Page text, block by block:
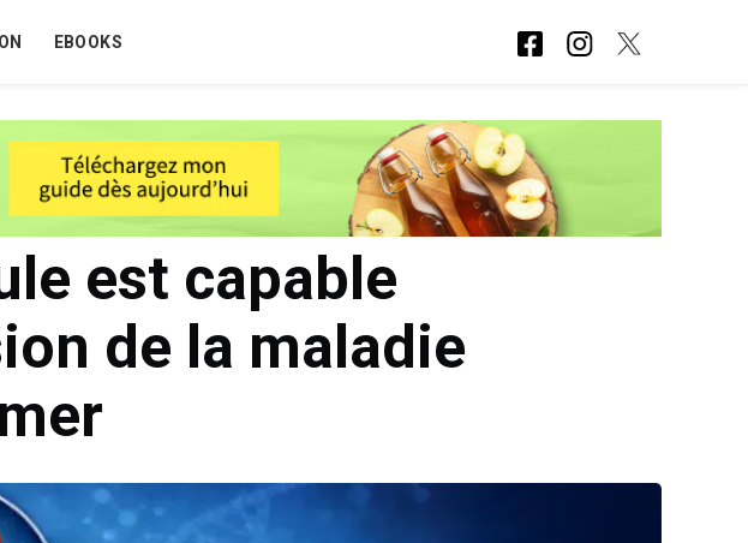
EBOOKS
est capable
de la maladie